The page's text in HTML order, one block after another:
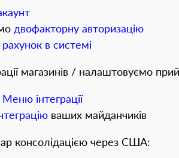
двофакторну авторизацію
в системі
магазинів / налаштовуємо
Меню інтеграції
ваших майданчиків
консолідацією через США: